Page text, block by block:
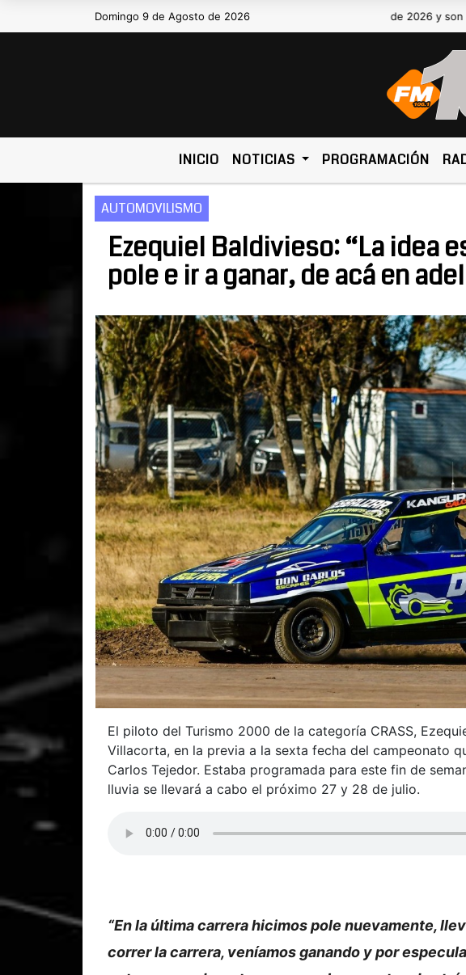
Domingo 9 de Agosto de 2026Hoy es Domingo 9 de Agosto de 2026 y son las 08:24
INICIO NOTICIAS PROGRAMACIÓN
AUTOMOVILISMO
Ezequiel Baldivieso: “La idea
pole e ir a ganar, de acá en
El piloto del Turismo 2000 de la categoría CRASS,
Villacorta, en la previa a la sexta fecha del campeonato
Carlos Tejedor. Estaba programada para este fin de
lluvia se llevará a cabo el próximo 27 y 28 de julio.
“En la última carrera hicimos pole nuevamente,
correr la carrera, veníamos ganando y por